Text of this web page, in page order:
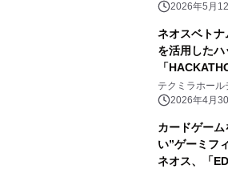
2026年5月
ネオスベト
を活用したハ
「
2026」を開
テクミラホー
2026年4月
カードゲー
い”ゲーミフ
ネオス、「